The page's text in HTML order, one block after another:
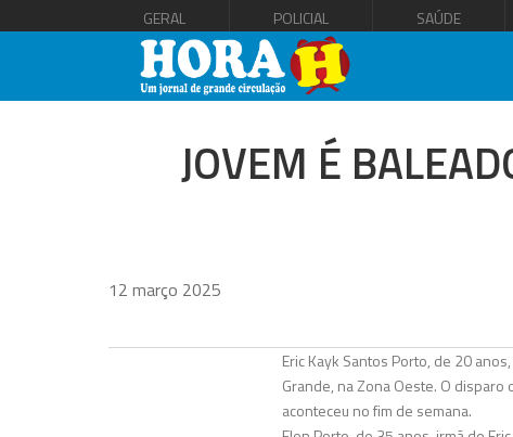
GERAL POLICIAL SAÚDE
JOVEM É
12 março 2025
Eric Kayk Santos Porto, de 20
Grande, na Zona Oeste. O
aconteceu no fim de semana.